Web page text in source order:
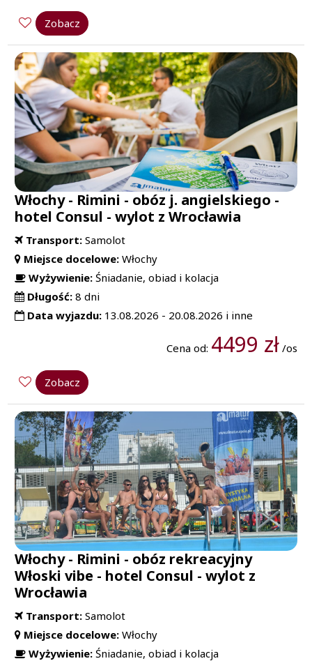
Zobacz
Włochy - Rimini - obóz j. angielskiego -
hotel Consul - wylot z Wrocławia
Transport: Samolot
Miejsce docelowe: Włochy
Wyżywienie: Śniadanie, obiad i kolacja
Długość:8 dni
Data wyjazdu: 13.08.2026 - 20.08.2026 i inne
Cena od: 4499 zł/os
Zobacz
Włochy - Rimini - obóz rekreacyjny
Włoski vibe - hotel Consul - wylot z
Wrocławia
Transport: Samolot
Miejsce docelowe: Włochy
Wyżywienie: Śniadanie, obiad i kolacja